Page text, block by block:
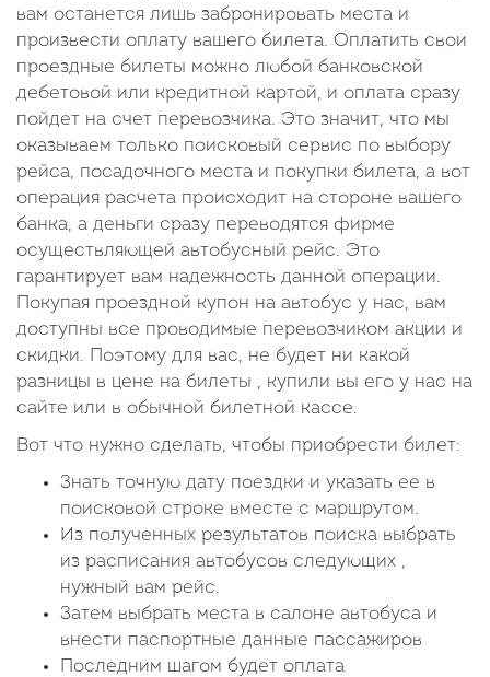
вам останется лишь забронировать места и
произвести оплату вашего билета. Оплатить свои
проездные билеты можно любой банковской
дебетовой или кредитной картой, и оплата сразу
пойдет на счет перевозчика. Это значит, что мы
оказываем только поисковый сервис по выбору
рейса, посадочного места и покупки билета, а вот
операция расчета происходит на стороне вашего
банка, а деньги сразу переводятся фирме
осуществляющей автобусный рейс. Это
гарантирует вам надежность данной операции.
Покупая проездной купон на автобус у нас, вам
доступны все проводимые перевозчиком акции и
скидки. Поэтому для вас, не будет ни какой
разницы в цене на билеты , купили вы его у нас на
сайте или в обычной билетной кассе.
Вот что нужно сделать, чтобы приобрести билет:
Знать точную дату поездки и указать ее в
поисковой строке вместе с маршрутом.
Из полученных результатов поиска выбрать
из расписания автобусов следующих ,
нужный вам рейс.
Затем выбрать места в салоне автобуса и
внести паспортные данные пассажиров
Последним шагом будет оплата